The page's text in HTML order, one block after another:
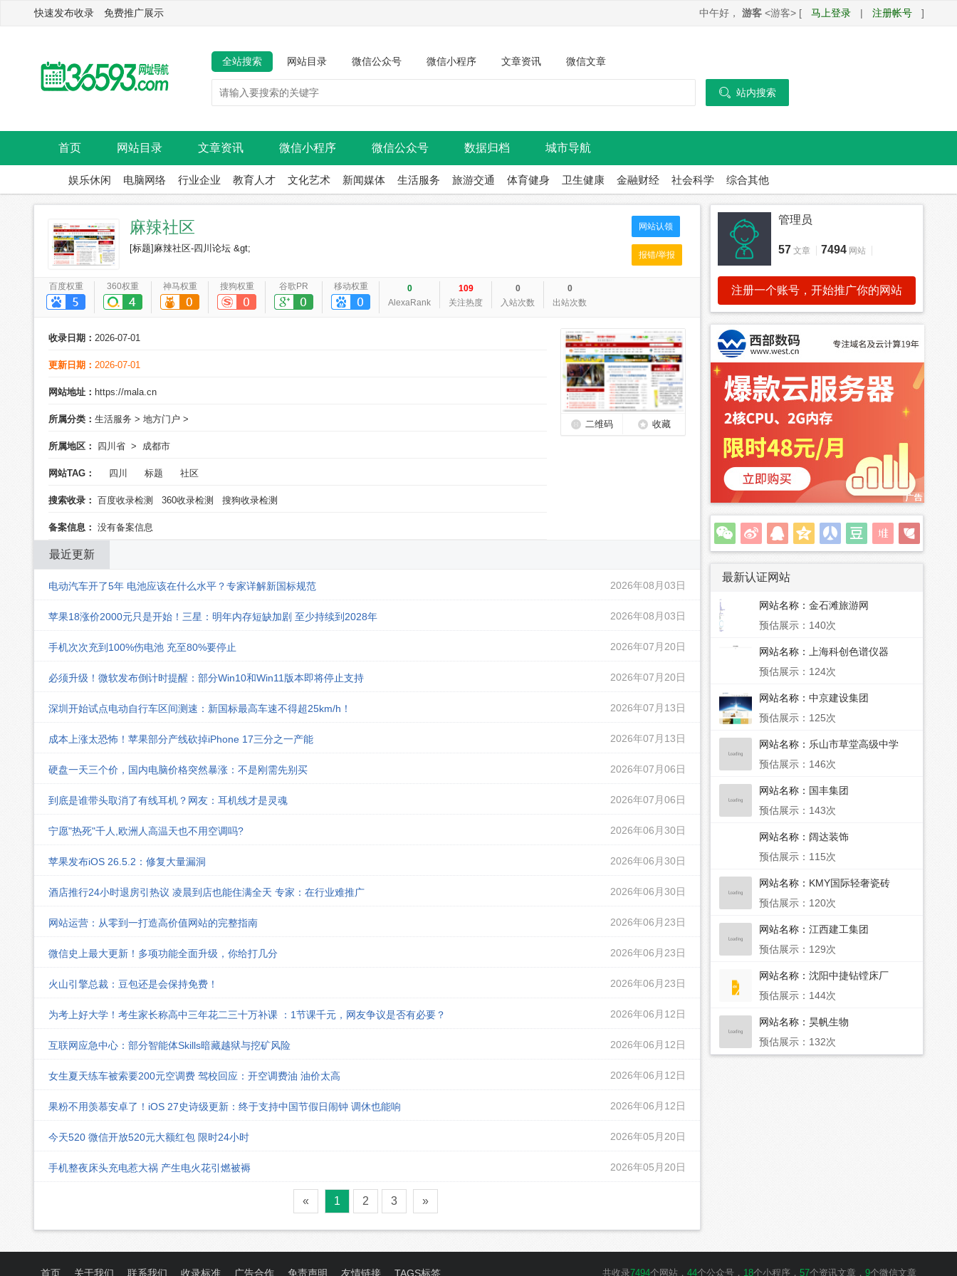
快速发布收录 免费推广展示 中午好， 游客 <游客> [ 马上登录 | 注册帐号 ]
全站搜索 网站目录 微信公众号 微信小程序 文章资讯 微信文章
 站内搜索
首页 网站目录 文章资讯 微信小程序 微信公众号 数据归档 城市导航
娱乐休闲 电脑网络 行业企业 教育人才 文化艺术 新闻媒体 生活服务 旅游交通 体育健身 卫生健康 金融财经 社会科学 综合其他
麻辣社区
[标题]麻辣社区-四川论坛 &gt;
网站认领
报错/举报
百度权重 360权重 神马权重 搜狗权重 谷歌PR 移动权重
0
AlexaRank
109
关注热度
0
入站次数
0
出站次数
收录日期： 2026-07-01
更新日期： 2026-07-01
网站地址： https://mala.cn
所属分类： 生活服务 > 地方门户 >
所属地区： 四川省 > 成都市
网站TAG： 四川 标题 社区
搜索收录： 百度收录检测 360收录检测 搜狗收录检测
备案信息： 没有备案信息
二维码 收藏
最近更新
电动汽车开了5年 电池应该在什么水平？专家详解新国标规范 2026年08月03日
苹果18涨价2000元只是开始！三星：明年内存短缺加剧 至少持续到2028年 2026年08月03日
手机次次充到100%伤电池 充至80%要停止 2026年07月20日
必须升级！微软发布倒计时提醒：部分Win10和Win11版本即将停止支持 2026年07月20日
深圳开始试点电动自行车区间测速：新国标最高车速不得超25km/h！ 2026年07月13日
成本上涨太恐怖！苹果部分产线砍掉iPhone 17三分之一产能 2026年07月13日
硬盘一天三个价，国内电脑价格突然暴涨：不是刚需先别买 2026年07月06日
到底是谁带头取消了有线耳机？网友：耳机线才是灵魂 2026年07月06日
宁愿"热死"千人,欧洲人高温天也不用空调吗? 2026年06月30日
苹果发布iOS 26.5.2：修复大量漏洞 2026年06月30日
酒店推行24小时退房引热议 凌晨到店也能住满全天 专家：在行业难推广 2026年06月30日
网站运营：从零到一打造高价值网站的完整指南 2026年06月23日
微信史上最大更新！多项功能全面升级，你给打几分 2026年06月23日
火山引擎总裁：豆包还是会保持免费！ 2026年06月23日
为考上好大学！考生家长称高中三年花二三十万补课 ：1节课千元，网友争议是否有必要？ 2026年06月12日
互联网应急中心：部分智能体Skills暗藏越狱与挖矿风险 2026年06月12日
女生夏天练车被索要200元空调费 驾校回应：开空调费油 油价太高 2026年06月12日
果粉不用羡慕安卓了！iOS 27史诗级更新：终于支持中国节假日闹钟 调休也能响 2026年06月12日
今天520 微信开放520元大额红包 限时24小时 2026年05月20日
手机整夜床头充电惹大祸 产生电火花引燃被褥 2026年05月20日
« 1 2 3 »
管理员
57 文章 7494 网站
注册一个账号，开始推广你的网站
最新认证网站
网站名称： 金石滩旅游网
预估展示：140次
网站名称：
上海科创色谱仪器
预估展示：124次
网站名称： 中京建设集团
预估展示：125次
网站名称： 乐山市草堂高级中学
预估展示：146次
网站名称： 国丰集团
预估展示：143次
网站名称： 阔达装饰
预估展示：115次
网站名称： KMY国际轻奢瓷砖
预估展示：120次
网站名称： 江西建工集团
预估展示：129次
网站名称： 沈阳中捷钻镗床厂
预估展示：144次
网站名称： 昊帆生物
预估展示：132次
共收录7494个网站， 44个公众号， 18个小程序， 57个资讯文章， 9个微信文章
首页 关于我们 联系我们 收录标准 广告合作 免责声明 友情链接 TAGS标签